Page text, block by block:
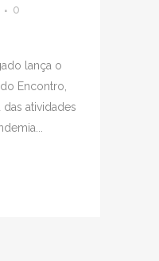
0
lança o
Encontro,
atividades